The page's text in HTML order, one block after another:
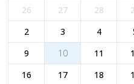
26 27 28
2
3 4
9
10 11
16
17 18